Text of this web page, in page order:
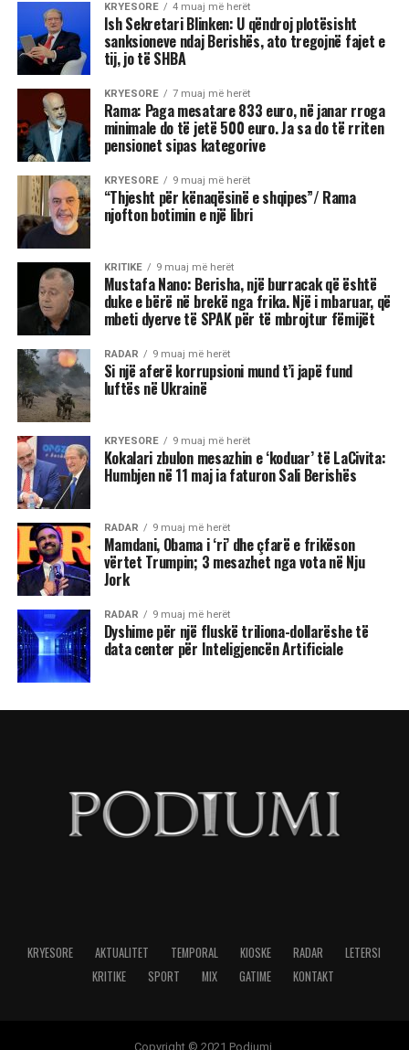
KRYESORE 4 muaj më herët
Ish Sekretari Blinken: U qëndroj plotësisht
sanksioneve ndaj Berishës, ato tregojnë fajet e
tij, jo të SHBA
KRYESORE 7 muaj më herët
Rama: Paga mesatare 833 euro, në janar rroga
minimale do të jetë 500 euro. Ja sa do të rriten
pensionet sipas kategorive
KRYESORE 9 muaj më herët
“Thjesht për kënaqësinë e shqipes”/ Rama
njofton botimin e një libri
KRITIKE 9 muaj më herët
Mustafa Nano: Berisha, një burracak që është
duke e bërë në brekë nga frika. Një i mbaruar, që
mbeti dyerve të SPAK për të mbrojtur fëmijët
RADAR 9 muaj më herët
Si një aferë korrupsioni mund t’i japë fund
luftës në Ukrainë
KRYESORE 9 muaj më herët
Kokalari zbulon mesazhin e ‘koduar’ të LaCivita:
Humbjen në 11 maj ia faturon Sali Berishës
RADAR 9 muaj më herët
Mamdani, Obama i ‘ri’ dhe çfarë e frikëson
vërtet Trumpin; 3 mesazhet nga vota në Nju
Jork
RADAR 9 muaj më herët
Dyshime për një fluskë triliona-dollarëshe të
data center për Inteligjencën Artificiale
KRYESORE AKTUALITET TEMPORAL KIOSKE RADAR
LETERSI
KRITIKE
SPORT MIX GATIME KONTAKT
Copyright © 2021 Podiumi.